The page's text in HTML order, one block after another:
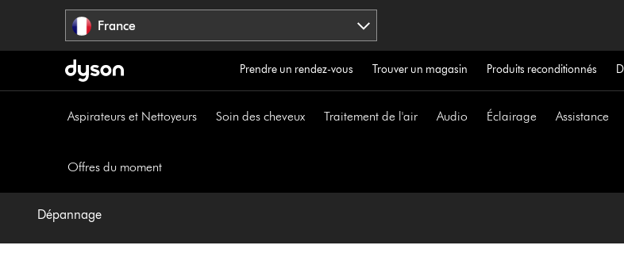
France
Prendre un rendez-vous Trouver un magasin Produits reconditionnés
Aspirateurs et Nettoyeurs Soin des cheveux Traitement de l'air Audio Éclairage Assistance
Offres du moment
Dépannage